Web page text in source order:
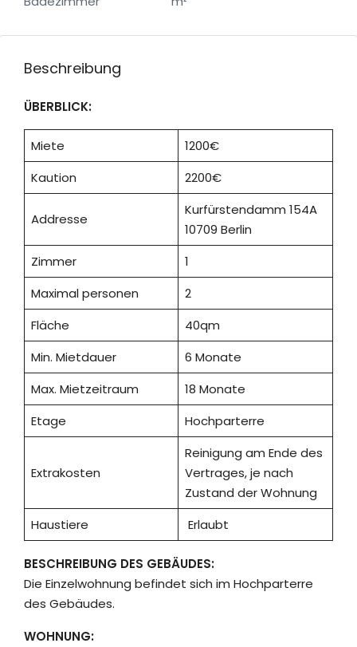
Beschreibung
ÜBERBLICK:
Miete
1200€
Kaution
2200€
Addresse
Kurfürstendamm 154A
10709 Berlin
Zimmer
1
Maximal personen
2
Fläche
40qm
Min. Mietdauer
6 Monate
Max. Mietzeitraum
18 Monate
Etage
Hochparterre
Extrakosten
Reinigung am Ende des
Vertrages, je nach
Zustand der Wohnung
Haustiere
Erlaubt
BESCHREIBUNG DES GEBÄUDES:
Die Einzelwohnung befindet sich im Hochparterre
des Gebäudes.
WOHNUNG: